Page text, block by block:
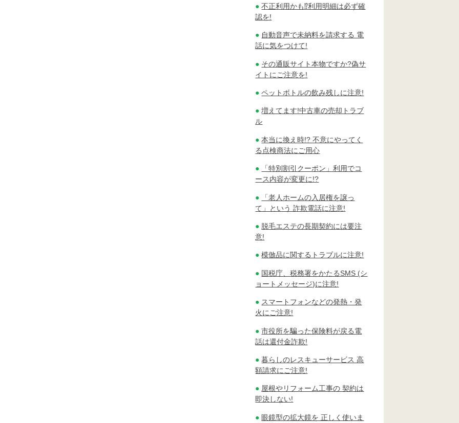
不正利用かも⁉利用明細は必ず確
認を!
自動音声で未納料を請求する 電
話に気をつけて!
その通販サイト本物ですか?偽サ
イトにご注意を!
ペットボトルの飲み残しに注意!
増えてます!中古車の売却トラブ
ル
本当に換え時!? 不意にやってく
る点検商法にご用心
「特別割引クーポン」利用でコ
ース内容が変更に!?
「老人ホームの入居権を譲っ
て」という 詐欺電話に注意!
脱毛エステの長期契約には要注
意!
模倣品に関するトラブルに注意!
国税庁、税務署をかたるSMS (シ
ョートメッセージ)に注意!
スマートフォンなどの発熱・発
火にご注意!
市役所を騙った保険料が戻る電
話は還付金詐欺!
暮らしのレスキューサービス 高
額請求にご注意!
屋根やリフォーム工事の 契約は
即決しない!
眼鏡型の拡大鏡を 正しく使いま